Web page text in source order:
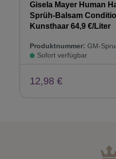
Gisela Mayer Human
Sprüh-Balsam
Kunsthaar 64,9 €/Liter
Produktnummer: GM-
Sofort verfügbar
12,98 €